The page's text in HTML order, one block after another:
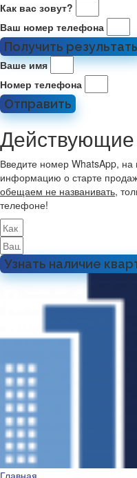
Как вас зовут?
Ваш номер телефона
Получить
Ваше имя
Номер телефона
Отправить
Действующие
Введите номер WhatsApp, на
информацию о старте
обещаем не названивать,
телефоне!
Узнать наличие
Главная